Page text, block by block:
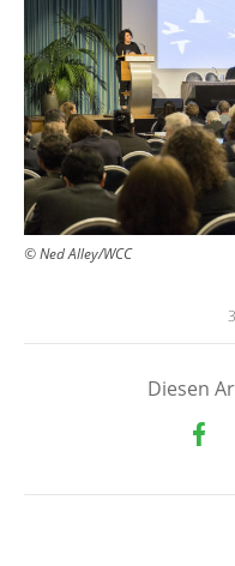
© Ned Alley/WCC
Diesen